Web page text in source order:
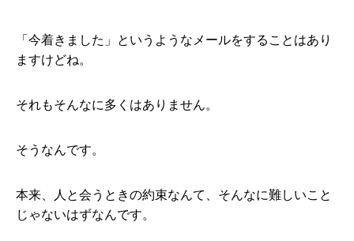
「今着きました」というようなメールをすることはあり
ますけどね。
それもそんなに多くはありません。
そうなんです。
本来、人と会うときの約束なんて、そんなに難しいこと
じゃないはずなんです。